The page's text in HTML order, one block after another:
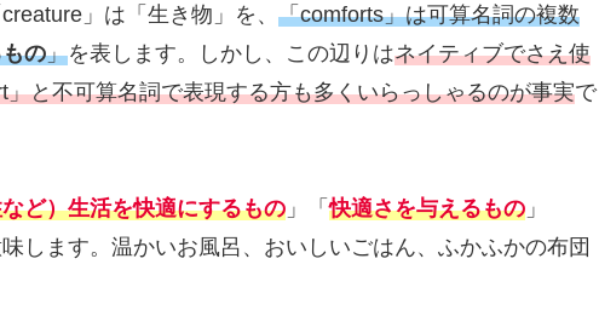
」は「生き物」を、 「comforts」は可算名詞の複数
の」を表します。しかし、この辺りはネイティブでさえ使
と不可算名詞で表現する方も多くいらっしゃるのが事実で
ど）生活を快適にするもの 」「快適さを与えるもの 」
味します。温かいお風呂、おいしいごはん、ふかふかの布団